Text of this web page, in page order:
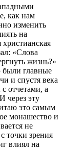
как нам
изменить
на
«Слова
жизнь?»
были главные
и спустя века
отчетами, а
через эту
это самым
монашество и
не
точки зрения
влиял на